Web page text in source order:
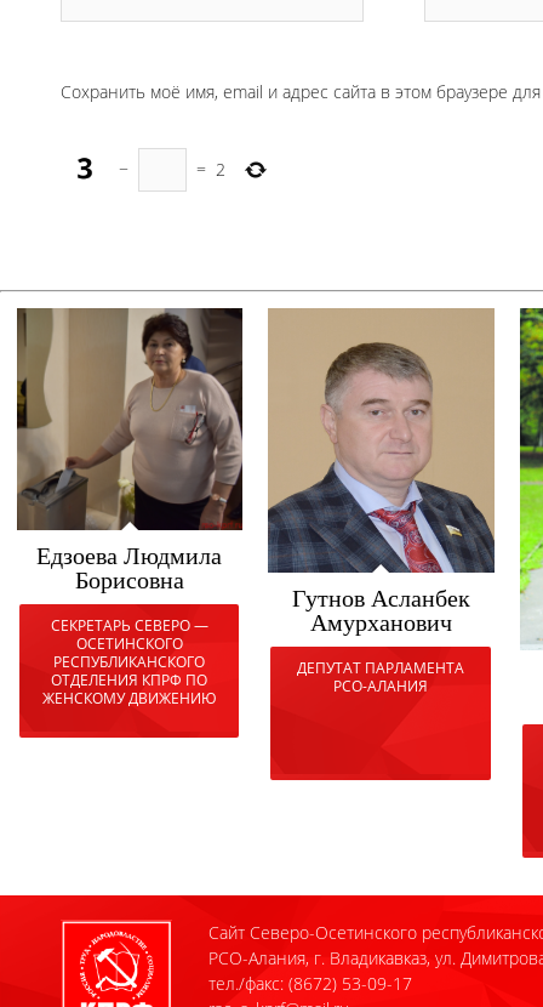
Сохранить моё имя, email и адрес сайта в этом браузере
− = 2
Едзоева Людмила
Борисовна
СЕКРЕТАРЬ СЕВЕРО —
ОСЕТИНСКОГО
РЕСПУБЛИКАНСКОГО
ОТДЕЛЕНИЯ КПРФ ПО
ЖЕНСКОМУ ДВИЖЕНИЮ
Гутнов Асланбек
Амурханович
ДЕПУТАТ ПАРЛАМЕНТА
РСО-АЛАНИЯ
Сайт Северо-Осетинского
РСО-Алания, г. Владикавказ, ул.
тел./факс: (8672) 53-09-17